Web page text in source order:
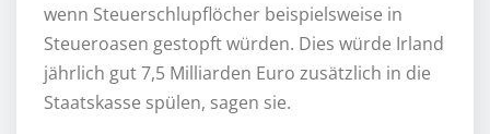
wenn Steuerschlupflöcher beispielsweise in
Steueroasen gestopft würden. Dies würde Irland
jährlich gut 7,5 Milliarden Euro zusätzlich in die
Staatskasse spülen, sagen sie.